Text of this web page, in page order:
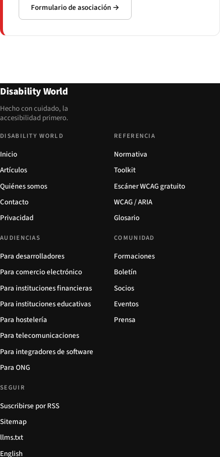
Formulario de asociación →
Disability World
Hecho con cuidado, la
accesibilidad primero.
DISABILITY WORLD
Inicio
Artículos
Quiénes somos
Contacto
Privacidad
REFERENCIA
Normativa
Toolkit
Escáner WCAG gratuito
WCAG / ARIA
Glosario
AUDIENCIAS
Para desarrolladores
Para comercio electrónico
Para instituciones financieras
Para instituciones educativas
Para hostelería
Para telecomunicaciones
Para integradores de software
Para ONG
COMUNIDAD
Formaciones
Boletín
Socios
Eventos
Prensa
SEGUIR
Suscribirse por RSS
Sitemap
llms.txt
English